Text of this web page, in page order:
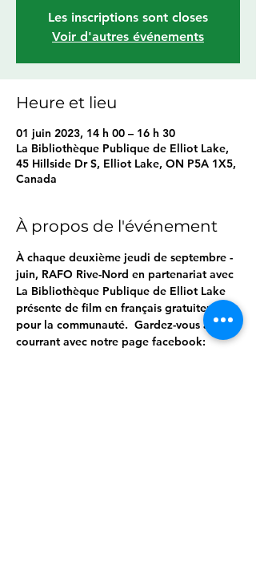
Les inscriptions sont closes
Voir d'autres événements
Heure et lieu
01 juin 2023, 14 h 00 – 16 h 30
La Bibliothèque Publique de Elliot Lake,
45 Hillside Dr S, Elliot Lake, ON P5A 1X5,
Canada
À propos de l'événement
À chaque deuxième jeudi de septembre -
juin, RAFO Rive-Nord en partenariat avec
La Bibliothèque Publique de Elliot Lake
présente de film en français gratuitement
pour la communauté.  Gardez-vous au
courrant avec notre page facebook: